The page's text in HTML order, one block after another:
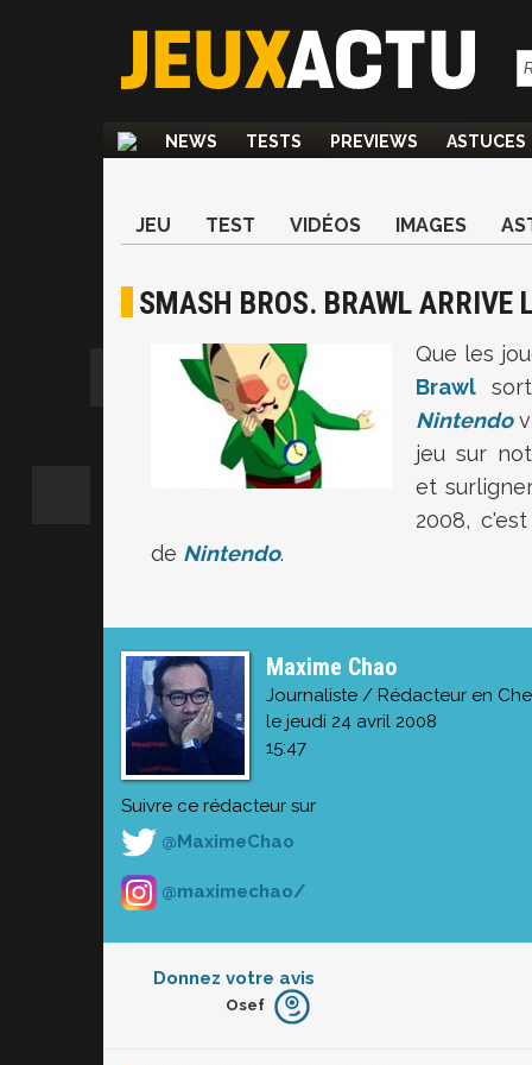
NEWS TESTS PREVIEWS ASTUCES
JEU TEST VIDÉOS IMAGES
SMASH BROS. BRAWL ARRIVE
Que les
Brawl
Nintendo
jeu sur
et
2008,
de Nintendo.
Maxime Chao
Journaliste / Rédacteur en
le jeudi 24 avril 2008
15:47
Suivre ce rédacteur sur
@MaximeChao
@maximechao/
Donnez votre avis
Furieux
Osef